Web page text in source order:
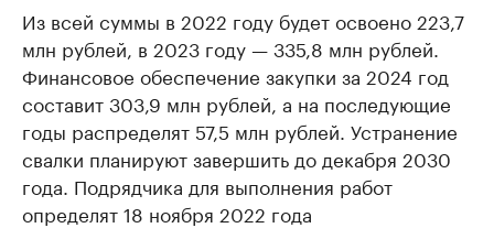
Из всей суммы в 2022 году будет освоено 223,7
млн рублей, в 2023 году — 335,8 млн рублей.
Финансовое обеспечение закупки за 2024 год
составит 303,9 млн рублей, а на последующие
годы распределят 57,5 млн рублей. Устранение
свалки планируют завершить до декабря 2030
года. Подрядчика для выполнения работ
определят 18 ноября 2022 года